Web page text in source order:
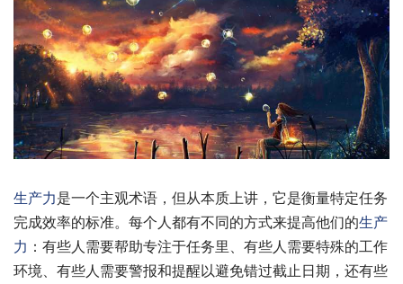
生产力是一个主观术语，但从本质上讲，它是衡量特定任务
完成效率的标准。每个人都有不同的方式来提高他们的生产
力 ：有些人需要帮助专注于任务里、有些人需要特殊的工作
环境、有些人需要警报和提醒以避免错过截止日期，还有些